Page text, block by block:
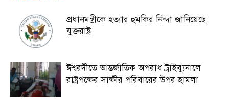
প্রধানমন্ত্রীকে হত্যার হুমকির নিন্দা জানিয়েছে
যুক্তরাষ্ট্র
ঈশ্বরদীতে আন্তর্জাতিক অপরাধ ট্রাইব্যুনালে
রাষ্ট্রপক্ষের সাক্ষীর পরিবারের উপর হামলা